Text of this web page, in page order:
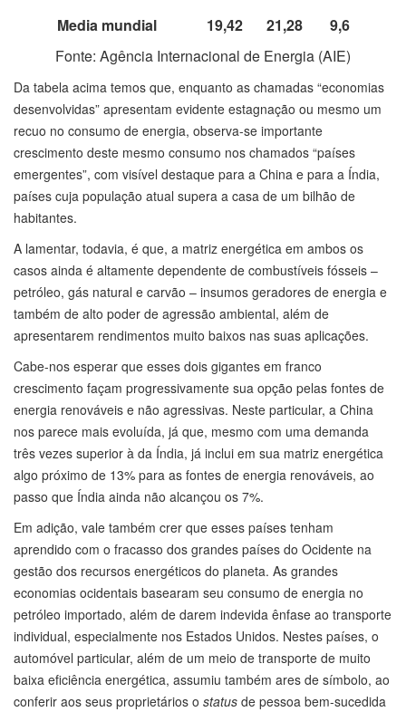
Media mundial 19,42 21,28
9,6
Fonte: Agência Internacional de Energia (AIE)
Da tabela acima temos que, enquanto as chamadas “economias
desenvolvidas” apresentam evidente estagnação ou mesmo um
recuo no consumo de energia, observa-se importante
crescimento deste mesmo consumo nos chamados “países
emergentes”, com visível destaque para a China e para a Índia,
países cuja população atual supera a casa de um bilhão de
habitantes.
A lamentar, todavia, é que, a matriz energética em ambos os
casos ainda é altamente dependente de combustíveis fósseis –
petróleo, gás natural e carvão – insumos geradores de energia e
também de alto poder de agressão ambiental, além de
apresentarem rendimentos muito baixos nas suas aplicações.
Cabe-nos esperar que esses dois gigantes em franco
crescimento façam progressivamente sua opção pelas fontes de
energia renováveis e não agressivas. Neste particular, a China
nos parece mais evoluída, já que, mesmo com uma demanda
três vezes superior à da Índia, já inclui em sua matriz energética
algo próximo de 13% para as fontes de energia renováveis, ao
passo que Índia ainda não alcançou os 7%.
Em adição, vale também crer que esses países tenham
aprendido com o fracasso dos grandes países do Ocidente na
gestão dos recursos energéticos do planeta. As grandes
economias ocidentais basearam seu consumo de energia no
petróleo importado, além de darem indevida ênfase ao transporte
individual, especialmente nos Estados Unidos. Nestes países, o
automóvel particular, além de um meio de transporte de muito
baixa eficiência energética, assumiu também ares de símbolo, ao
conferir aos seus proprietários o status de pessoa bem-sucedida